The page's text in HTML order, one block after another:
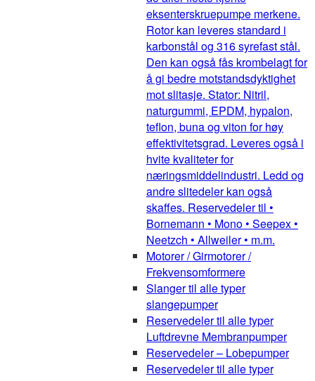
eksenterskruepumpe merkene.
Rotor kan leveres standard i
karbonstål og 316 syrefast stål.
Den kan også fås krombelagt for
å gi bedre motstandsdyktighet
mot slitasje. Stator: Nitril,
naturgummi, EPDM, hypalon,
teflon, buna og viton for høy
effektivitetsgrad. Leveres også i
hvite kvaliteter for
næringsmiddelindustri. Ledd og
andre slitedeler kan også
skaffes. Reservedeler til •
Bornemann • Mono • Seepex •
Neetzch • Allweiler • m.m.
Motorer / Girmotorer /
Frekvensomformere
Slanger til alle typer
slangepumper
Reservedeler til alle typer
Luftdrevne Membranpumper
Reservedeler – Lobepumper
Reservedeler til alle typer